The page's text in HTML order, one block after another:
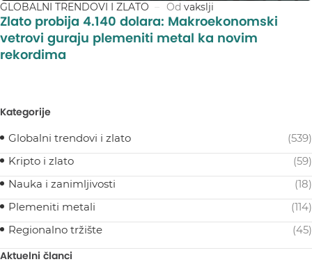
GLOBALNI TRENDOVI I ZLATO Od vakslji
Zlato probija 4.140 dolara: Makroekonomski
vetrovi guraju plemeniti metal ka novim
rekordima
Kategorije
Globalni trendovi i zlato
(539)
Kripto i zlato
(59)
Nauka i zanimljivosti
(18)
Plemeniti metali
(114)
Regionalno tržište
(45)
Aktuelni članci